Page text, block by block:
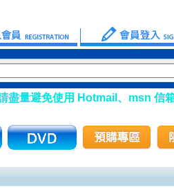
用 Hotmail、msn 信箱註冊會員